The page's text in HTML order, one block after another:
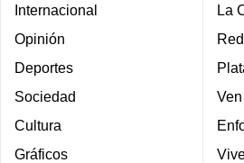
Internacional
Opinión
Deportes
Sociedad
Cultura
Gráficos
La
Red